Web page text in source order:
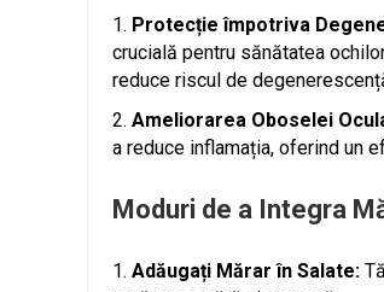
Protecție împotriva
crucială pentru sănătatea
reduce riscul de
Ameliorarea Oboselei
a reduce inflamația, oferind un
Moduri de a Integra
Adăugați Mărar în Salate: